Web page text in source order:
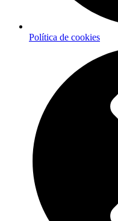
Política de cookies